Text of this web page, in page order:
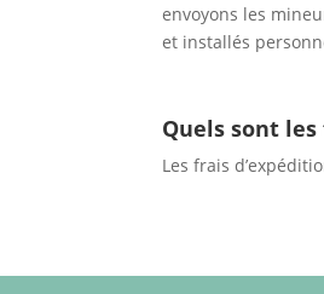
envoyons les
et installés
Quels sont
Les frais